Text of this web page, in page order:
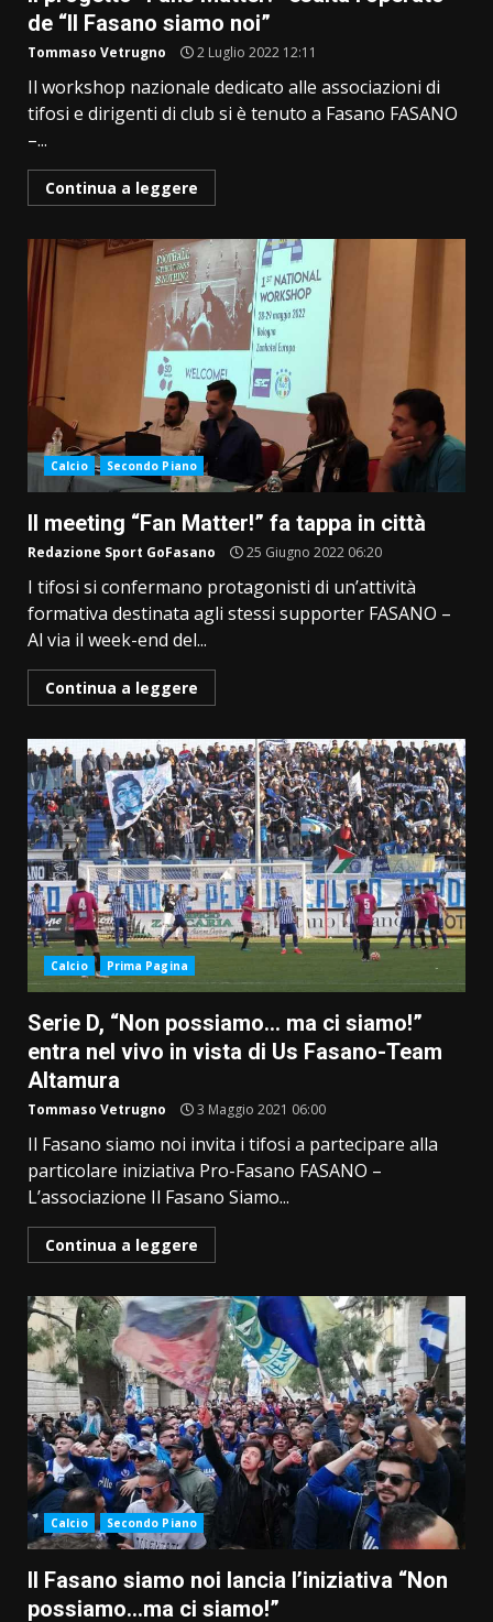
de “Il Fasano siamo noi”
Tommaso Vetrugno 2 Luglio 2022 12:11
Il workshop nazionale dedicato alle associazioni di
tifosi e dirigenti di club si è tenuto a Fasano FASANO
–...
Continua a leggere
Calcio Secondo Piano
Il meeting “Fan Matter!” fa tappa in città
Redazione Sport GoFasano 25 Giugno 2022 06:20
I tifosi si confermano protagonisti di un’attività
formativa destinata agli stessi supporter FASANO –
Al via il week-end del...
Continua a leggere
Calcio Prima Pagina
Serie D, “Non possiamo… ma ci siamo!”
entra nel vivo in vista di Us Fasano-Team
Altamura
Tommaso Vetrugno 3 Maggio 2021 06:00
Il Fasano siamo noi invita i tifosi a partecipare alla
particolare iniziativa Pro-Fasano FASANO –
L’associazione Il Fasano Siamo...
Continua a leggere
Calcio Secondo Piano
Il Fasano siamo noi lancia l’iniziativa “Non
possiamo…ma ci siamo!”